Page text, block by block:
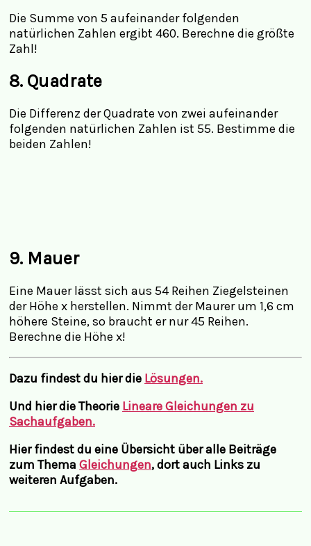
Die Summe von 5 aufeinander folgenden
natürlichen Zahlen ergibt 460. Berechne die größte
Zahl!
8. Quadrate
Die Differenz der Quadrate von zwei aufeinander
folgenden natürlichen Zahlen ist 55. Bestimme die
beiden Zahlen!
9. Mauer
Eine Mauer lässt sich aus 54 Reihen Ziegelsteinen
der Höhe x herstellen. Nimmt der Maurer um 1,6 cm
höhere Steine, so braucht er nur 45 Reihen.
Berechne die Höhe x!
Dazu findest du hier die Lösungen.
Und hier die Theorie Lineare Gleichungen zu
Sachaufgaben.
Hier findest du eine Übersicht über alle Beiträge
zum Thema Gleichungen, dort auch Links zu
weiteren Aufgaben.